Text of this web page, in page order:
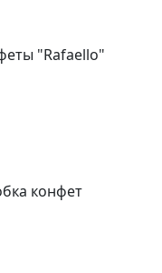
"Rafaello"
конфет